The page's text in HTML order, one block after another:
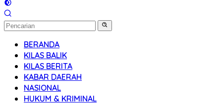
BERANDA
KILAS BALIK
KILAS BERITA
KABAR DAERAH
NASIONAL
HUKUM & KRIMINAL